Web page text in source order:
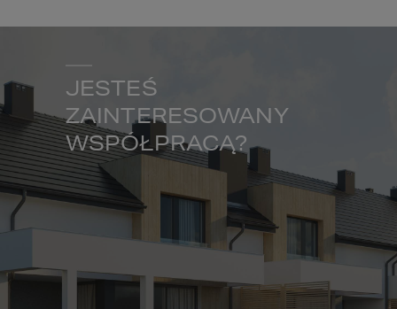
JESTEŚ
ZAINTERESOWANY
WSPÓŁPRACĄ?